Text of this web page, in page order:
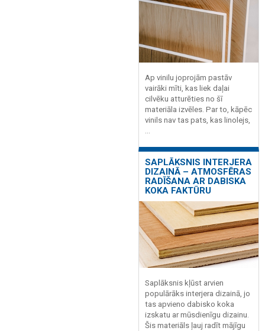
Ap vinilu joprojām pastāv
vairāki mīti, kas liek daļai
cilvēku atturēties no šī
materiāla izvēles. Par to, kāpēc
vinils nav tas pats, kas linolejs,
...
SAPLĀKSNIS INTERJERA
DIZAINĀ – ATMOSFĒRAS
RADĪŠANA AR DABISKA
KOKA FAKTŪRU
Saplāksnis kļūst arvien
populārāks interjera dizainā, jo
tas apvieno dabisko koka
izskatu ar mūsdienīgu dizainu.
Šis materiāls ļauj radīt mājīgu